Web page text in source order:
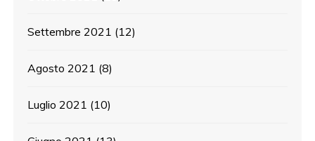
Settembre 2021 (12)
Agosto 2021 (8)
Luglio 2021 (10)